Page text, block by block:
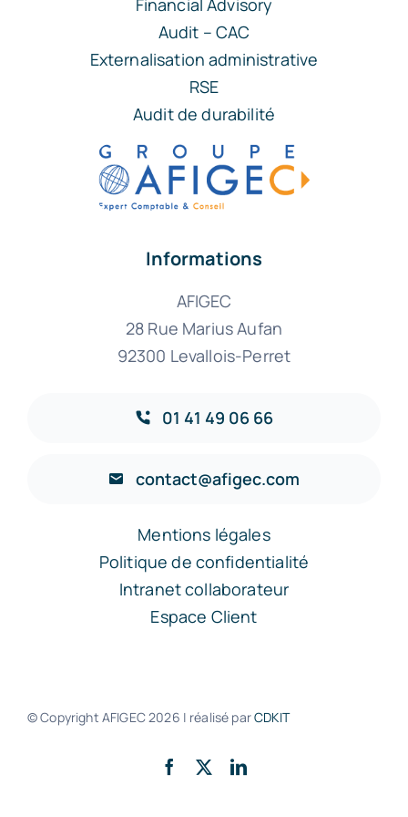
Financial Advisory
Audit – CAC
Externalisation administrative
RSE
Audit de durabilité
Informations
AFIGEC
28 Rue Marius Aufan
92300 Levallois-Perret
01 41 49 06 66
contact@afigec.com
Mentions légales
Politique de confidentialité
Intranet collaborateur
Espace Client
© Copyright AFIGEC2026 | réalisé parCDKIT